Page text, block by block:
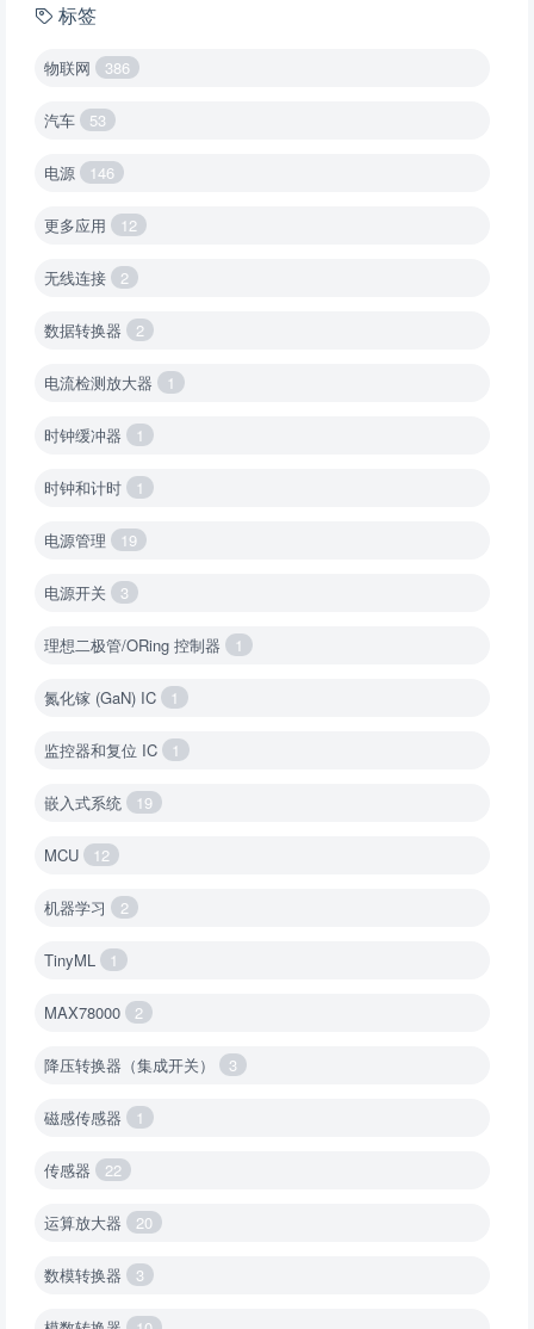
标签
物联网 386
汽车 53
电源 146
更多应用 12
无线连接 2
数据转换器 2
电流检测放大器 1
时钟缓冲器 1
时钟和计时 1
电源管理 19
电源开关 3
理想二极管/ORing 控制器 1
氮化镓 (GaN) IC 1
监控器和复位 IC 1
嵌入式系统 19
MCU 12
机器学习 2
TinyML 1
MAX78000 2
降压转换器（集成开关） 3
磁感传感器 1
传感器 22
运算放大器 20
数模转换器 3